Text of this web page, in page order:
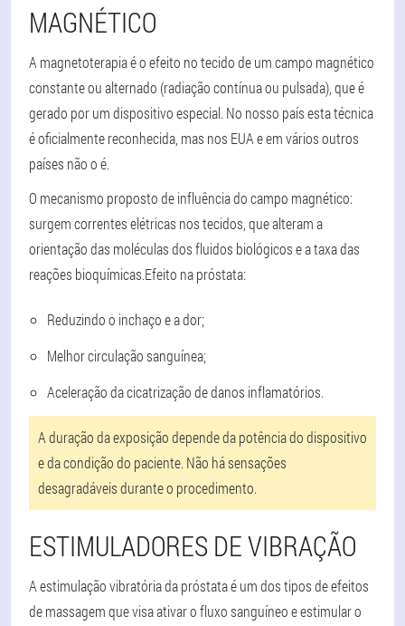
MAGNÉTICO
A magnetoterapia é o efeito no tecido de um campo magnético
constante ou alternado (radiação contínua ou pulsada), que é
gerado por um dispositivo especial. No nosso país esta técnica
é oficialmente reconhecida, mas nos EUA e em vários outros
países não o é.
O mecanismo proposto de influência do campo magnético:
surgem correntes elétricas nos tecidos, que alteram a
orientação das moléculas dos fluidos biológicos e a taxa das
reações bioquímicas.Efeito na próstata:
Reduzindo o inchaço e a dor;
Melhor circulação sanguínea;
Aceleração da cicatrização de danos inflamatórios.
A duração da exposição depende da potência do dispositivo
e da condição do paciente. Não há sensações
desagradáveis durante o procedimento.
ESTIMULADORES DE VIBRAÇÃO
A estimulação vibratória da próstata é um dos tipos de efeitos
de massagem que visa ativar o fluxo sanguíneo e estimular o